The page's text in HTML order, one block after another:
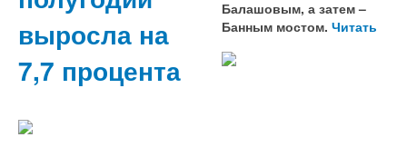
выросла на
7,7 процента
Балашовым, а затем –
Банным мостом. Читать